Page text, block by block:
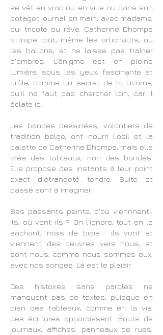
se vêt en vrac ou en ville ou dans son
potager, journal en main, avec madame,
qui tricote ou rêve. Catherine Dhomps
attrape tout, même les artichauts, ou
les ballons, et ne laisse pas traîner
d'ombres. L'énigme est en pleine
lumière, sous les yeux, fascinante et
drôle, comme un secret de la Licorne,
qu'il ne faut pas chercher loin, car il
éclate ici.
Les bandes dessinées, volontiers de
tradition belge, ont nourri l'oeil et la
palette de Catherine Dhomps, mais elle
crée des tableaux, non des bandes.
Elle propose des instants à leur point
exact d'étrangeté tendre. Suite et
passé sont à imaginer.
Ses passants peints, d'où viennnent-
ils, où vont-ils ? On l'ignore, tout en le
sachant, mais de biais : ils vont et
viennent des oeuvres vers nous, et
sont nous, comme nous sommes eux,
avec nos songes. Là est le plaisir.
Ces histoires sans paroles ne
manquent pas de textes, puisque en
bien des tableaux, comme en la vie,
des écritures apparaissent. Bouts de
journaux, affiches, panneaux de rues,